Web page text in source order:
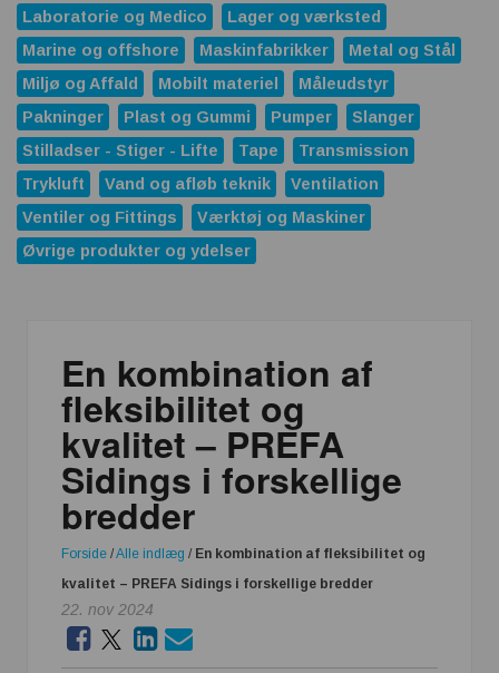
Laboratorie og Medico
Lager og værksted
Marine og offshore
Maskinfabrikker
Metal og Stål
Miljø og Affald
Mobilt materiel
Måleudstyr
Pakninger
Plast og Gummi Pumper
Slanger
Stilladser - Stiger - Lifte
Tape
Transmission
Trykluft
Vand og afløb teknik
Ventilation
Ventiler og Fittings
Værktøj og Maskiner
Øvrige produkter og ydelser
En kombination af
fleksibilitet og
kvalitet – PREFA
Sidings i forskellige
bredder
Forside /Alle indlæg / En kombination af fleksibilitet og
kvalitet – PREFA Sidings i forskellige bredder
22. nov 2024